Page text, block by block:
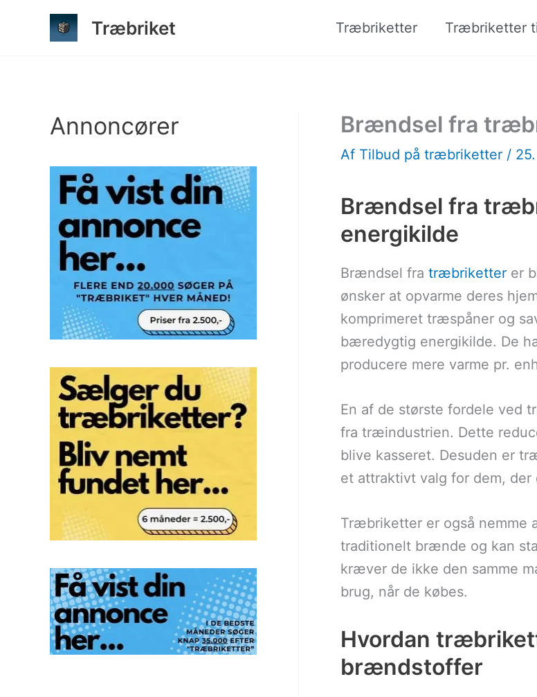
Træbriket Træbriketter Træbriketter
Annoncører Brændsel fra
Af Tilbud på træbriketter /
Brændsel fra
energikilde
Brændsel fra træbriketter er
ønsker at opvarme deres
komprimeret træspåner og
bæredygtig energikilde. De
producere mere varme pr.
En af de største fordele ved
fra træindustrien. Dette
blive kasseret. Desuden er
et attraktivt valg for dem, der
Træbriketter er også nemme
traditionelt brænde og kan
kræver de ikke den samme
brug, når de købes.
Hvordan
brændstoffer